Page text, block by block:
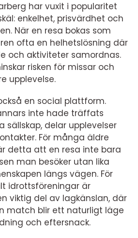
har vuxit i popularitet
enkelhet, prisvärdhet och
När en resa bokas som
ofta en helhetslösning där
och aktiviteter samordnas.
risken för missar och
upplevelse.
en social plattform.
inte hade träffats
sällskap, delar upplevelser
För många äldre
detta att en resa inte bara
man besöker utan lika
längs vägen. För
idrottsföreningar är
viktig del av lagkänslan, där
match blir ett naturligt läge
och eftersnack.